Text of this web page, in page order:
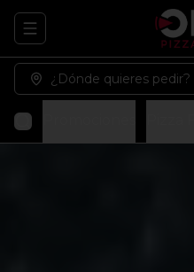
Abrir menu de navegación
¿Dónde quieres pedir?